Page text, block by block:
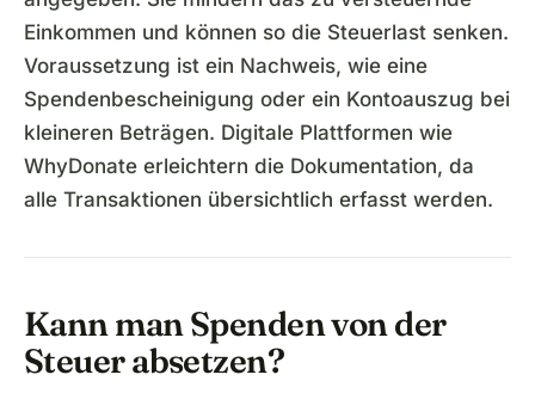
Einkommen und können so die Steuerlast senken.
Voraussetzung ist ein Nachweis, wie eine
Spendenbescheinigung oder ein Kontoauszug bei
kleineren Beträgen. Digitale Plattformen wie
WhyDonate erleichtern die Dokumentation, da
alle Transaktionen übersichtlich erfasst werden.
Kann man Spenden von der
Steuer absetzen?